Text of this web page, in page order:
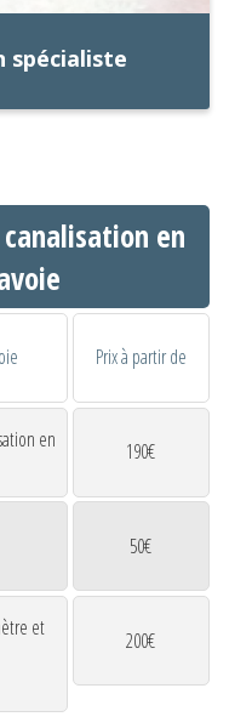
spécialiste
en
Prix à partir de
en
190€
50€
et
200€